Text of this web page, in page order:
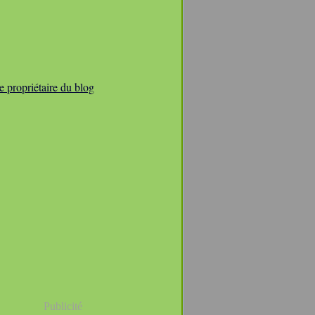
propriétaire du blog
Publicité